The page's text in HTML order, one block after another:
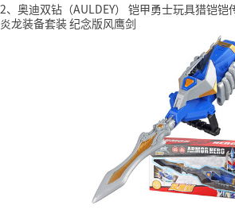
2、奥迪双钻（AULDEY） 铠甲勇士玩具猎铠
炎龙装备套装 纪念版风鹰剑